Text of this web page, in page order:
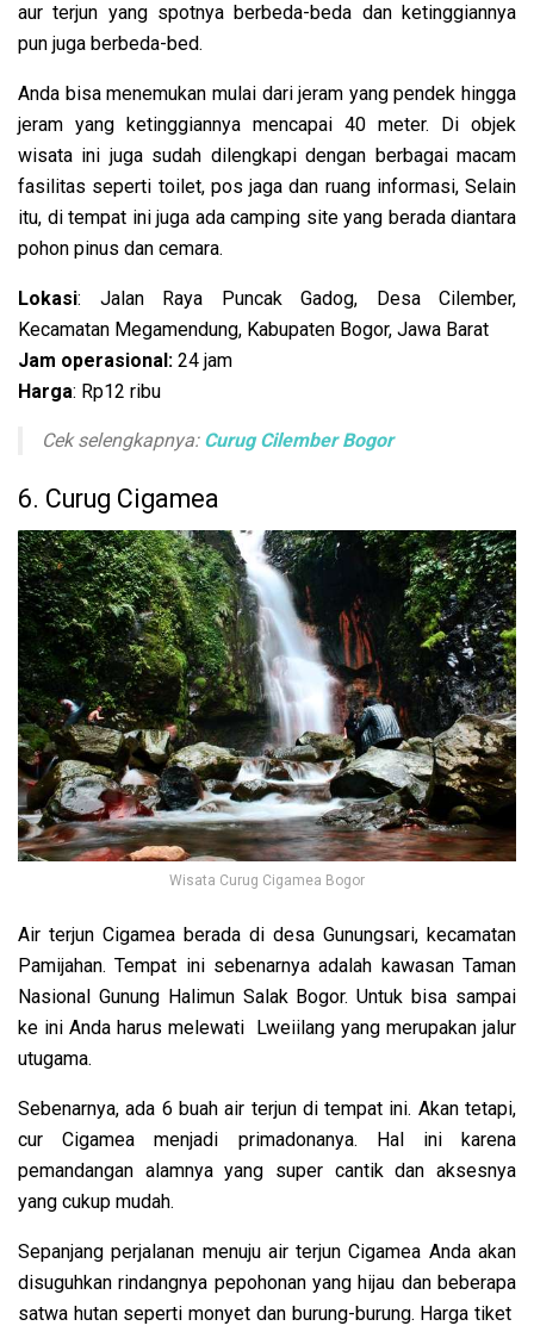
aur terjun yang spotnya berbeda-beda dan ketinggiannya
pun juga berbeda-bed.
Anda bisa menemukan mulai dari jeram yang pendek hingga
jeram yang ketinggiannya mencapai 40 meter. Di objek
wisata ini juga sudah dilengkapi dengan berbagai macam
fasilitas seperti toilet, pos jaga dan ruang informasi, Selain
itu, di tempat ini juga ada camping site yang berada diantara
pohon pinus dan cemara.
Lokasi: Jalan Raya Puncak Gadog, Desa Cilember,
Kecamatan Megamendung, Kabupaten Bogor, Jawa Barat
Jam operasional: 24 jam
Harga: Rp12 ribu
Cek selengkapnya: Curug Cilember Bogor
6. Curug Cigamea
Wisata Curug Cigamea Bogor
Air terjun Cigamea berada di desa Gunungsari, kecamatan
Pamijahan. Tempat ini sebenarnya adalah kawasan Taman
Nasional Gunung Halimun Salak Bogor. Untuk bisa sampai
ke ini Anda harus melewati Lweiilang yang merupakan jalur
utugama.
Sebenarnya, ada 6 buah air terjun di tempat ini. Akan tetapi,
cur Cigamea menjadi primadonanya. Hal ini karena
pemandangan alamnya yang super cantik dan aksesnya
yang cukup mudah.
Sepanjang perjalanan menuju air terjun Cigamea Anda akan
disuguhkan rindangnya pepohonan yang hijau dan beberapa
satwa hutan seperti monyet dan burung-burung. Harga tiket